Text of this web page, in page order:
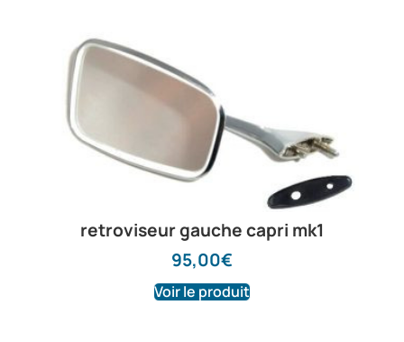
retroviseur gauche capri mk1
95,00€
Voir le produit